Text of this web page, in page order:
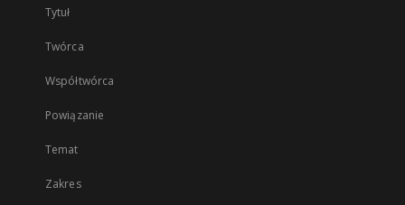
Tytuł
Twórca
Współtwórca
Powiązanie
Temat
Zakres